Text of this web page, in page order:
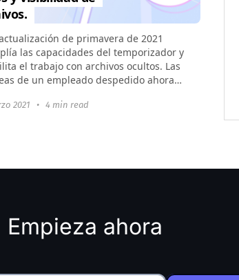
de primavera de 2021
las capacidades del temporizador y
el trabajo con archivos ocultos. Las
de un empleado despedido ahora
del equipo con la nueva función
2021 • 4 min read
Empieza ahora